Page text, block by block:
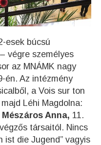
esek búcsú
végre személyes
az MNÁMK nagy
én. Az intézmény
a Vois sur ton
Léhi Magdolna:
Mészáros Anna, 11.
társaitól. Nincs
ist die Jugend” vagyis